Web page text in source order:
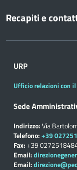
Recapiti e
URP
Ufficio relazioni con
Sede
Indirizzo:Via
Telefono:+39
Fax:+39
Email:
Email: